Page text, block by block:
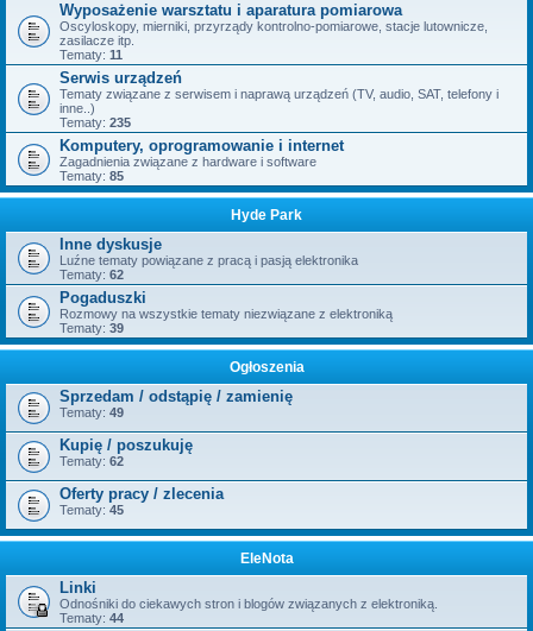
Wyposażenie warsztatu i aparatura pomiarowa
Oscyloskopy, mierniki, przyrządy kontrolno-pomiarowe, stacje lutownicze,
zasilacze itp.
Tematy: 11
Serwis urządzeń
Tematy związane z serwisem i naprawą urządzeń (TV, audio, SAT, telefony i
inne..)
Tematy: 235
Komputery, oprogramowanie i internet
Zagadnienia związane z hardware i software
Tematy: 85
Hyde Park
Inne dyskusje
Luźne tematy powiązane z pracą i pasją elektronika
Tematy: 62
Pogaduszki
Rozmowy na wszystkie tematy niezwiązane z elektroniką
Tematy: 39
Ogłoszenia
Sprzedam / odstąpię / zamienię
Tematy: 49
Kupię / poszukuję
Tematy: 62
Oferty pracy / zlecenia
Tematy: 45
EleNota
Linki
Odnośniki do ciekawych stron i blogów związanych z elektroniką.
Tematy: 44